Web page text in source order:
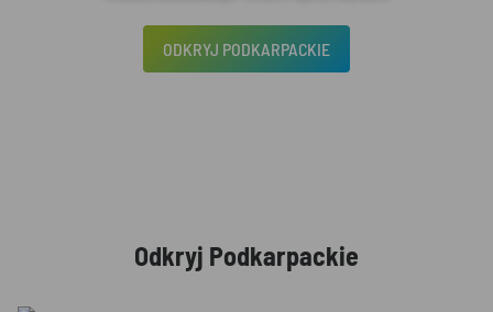
ODKRYJ PODKARPACKIE
Odkryj Podkarpackie